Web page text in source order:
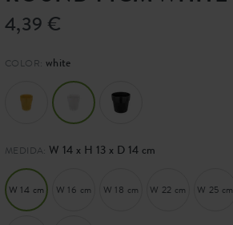
4,39 €
COLOR: white
MEDIDA: W 14 x H 13 x D 14 cm
W 14 cm W 16 cm W 18 cm W 22 cm W 25 cm